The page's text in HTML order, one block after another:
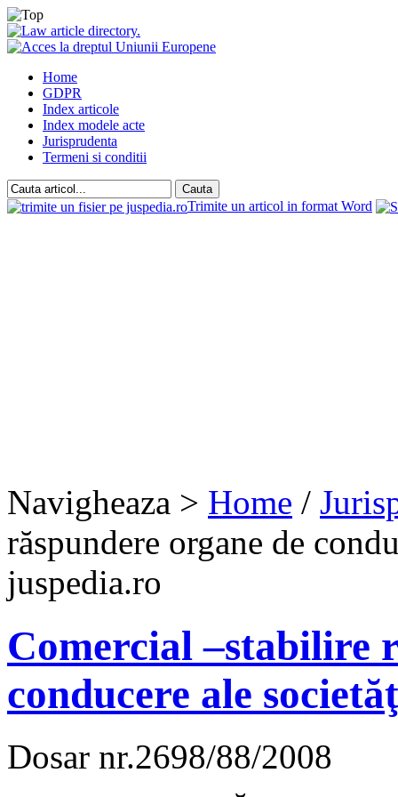
Home
GDPR
Index articole
Index modele acte
Jurisprudenta
Termeni si conditii
Trimite un articol in format Word
Navigheaza > Home /
răspundere organe de
juspedia.ro
Comercial –stabilire
conducere ale
Dosar nr.2698/88/2008